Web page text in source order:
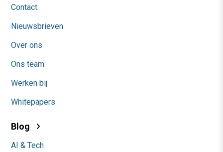
Contact
Nieuwsbrieven
Over ons
Ons team
Werken bij
Whitepapers
Blog
AI & Tech